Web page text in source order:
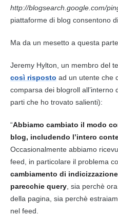
http://blogsearch.google.com/
piattaforme di blog consentono
Ma da un mesetto a questa
Jeremy Hylton, un membro del
così risposto ad un utente che
comparsa dei blogroll all’interno
parti che ho trovato salienti):
“Abbiamo cambiato il modo
blog, includendo l’intero
Occasionalmente abbiamo
feed, in particolare il problema
cambiamento di
parecchie query , sia perchè
della pagina, sia perchè
nel feed.